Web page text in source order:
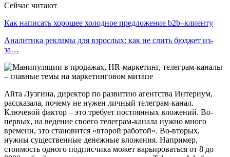
Сейчас читают
Как написать хорошее холодное предложение b2b–клиенту
Аналитика рекламы для взрослых: как не слить бюджет из-
за…
Айта Лузгина, директор по развитию агентства Интериум,
рассказала, почему не нужен личный телеграм-канал.
Ключевой фактор – это требует постоянных вложений. Во-
первых, на ведение своего телеграм-канала нужно много
времени, это становится «второй работой». Во-вторых,
нужны существенные денежные вложения. Например,
стоимость одного подписчика может варьироваться от 8 до